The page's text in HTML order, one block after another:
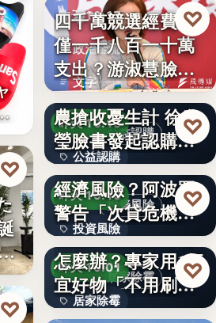
♡
♡
昨天 19:17
政治金流
文字
四千萬競選經費，
僅一千八百一十萬
支出？游淑慧臉書
追問鄭：…
♡
公益認購
昨天 19:15
公益認購
文字
颱風來襲 五峰鄉果
農搶收憂生計 徐欣
瑩臉書發起認購水
梨行…
♡
投資風險
昨天 19:10
投資風險
文字
AI投資恐成下一個
經濟風險？阿波羅
警告「次貸危機
式」逆轉…
♡
居家除霉
昨天 19:01
居家除霉
牆壁反覆潮濕發霉
怎麼辦？專家用1便
宜好物「不用刷清
除陳年…
♡